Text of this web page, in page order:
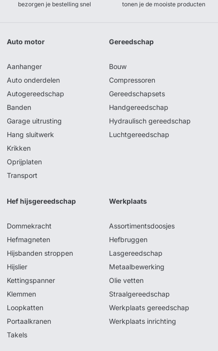
bezorgen je bestelling snel
tonen je de mooiste producten
Auto motor
Aanhanger
Auto onderdelen
Autogereedschap
Banden
Garage uitrusting
Hang sluitwerk
Krikken
Oprijplaten
Transport
Gereedschap
Bouw
Compressoren
Gereedschapsets
Handgereedschap
Hydraulisch gereedschap
Luchtgereedschap
Hef hijsgereedschap
Dommekracht
Hefmagneten
Hijsbanden stroppen
Hijslier
Kettingspanner
Klemmen
Loopkatten
Portaalkranen
Takels
Werkplaats
Assortimentsdoosjes
Hefbruggen
Lasgereedschap
Metaalbewerking
Olie vetten
Straalgereedschap
Werkplaats gereedschap
Werkplaats inrichting